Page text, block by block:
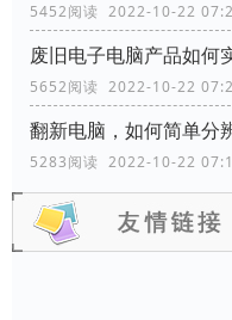
5452阅读 2022-10-22
废旧电子电脑产品如何
5652阅读 2022-10-22
翻新电脑，如何简单分
5283阅读 2022-10-22